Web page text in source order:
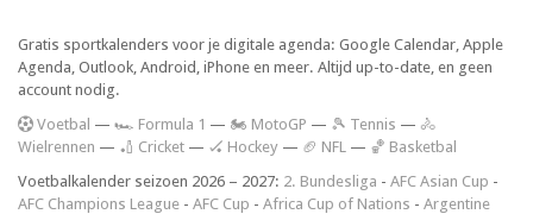
Gratis sportkalenders voor je digitale agenda: Google Calendar, Apple
Agenda, Outlook, Android, iPhone en meer. Altijd up-to-date, en geen
account nodig.
Voetbal — 🏎️ Formula 1 — 🏍 MotoGP — 🎾 Tennis — 🚴
Wielrennen — 🏏 Cricket — 🏑 Hockey — 🏈 NFL — 🏀 Basketbal
Voetbalkalender seizoen 2026 – 2027: 2. Bundesliga - AFC Asian Cup -
AFC Champions League - AFC Cup - Africa Cup of Nations - Argentine